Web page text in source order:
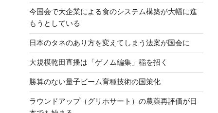
今国会で大企業による食のシステム構築が大幅に進
もうとしている
日本のタネのあり方を変えてしまう法案が国会に
大規模乾田直播は「ゲノム編集」稲を招く
勝算のない量子ビーム育種技術の国策化
ラウンドアップ（グリホサート）の農薬再評価が日